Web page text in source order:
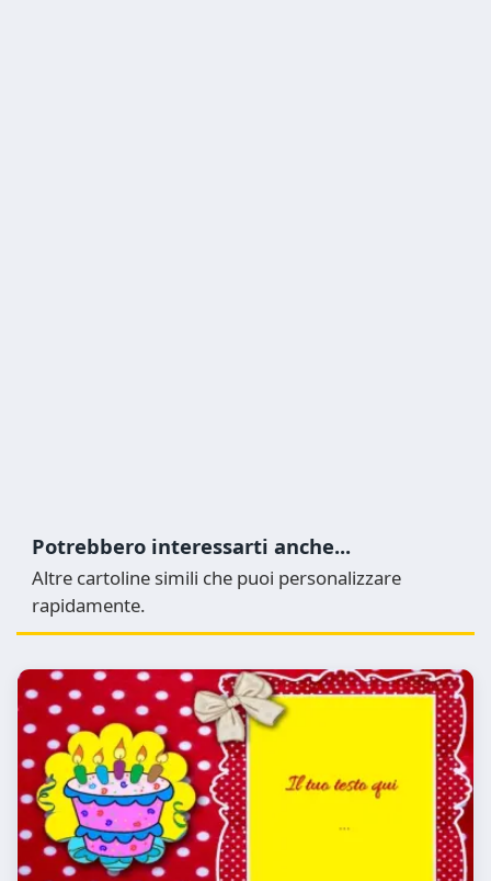
Potrebbero interessarti anche...
Altre cartoline simili che puoi personalizzare
rapidamente.